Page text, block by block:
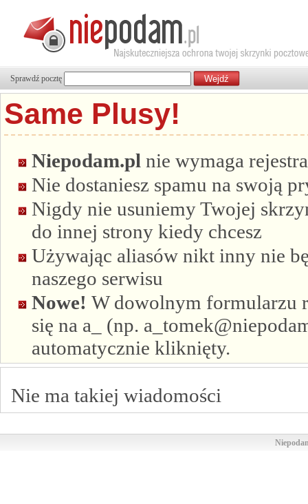
Sprawdź pocztę
Same Plusy!
Niepodam.pl nie wymaga
Nie dostaniesz spamu na swoją
Nigdy nie usuniemy Twojej
do innej strony kiedy chcesz
Używając aliasów nikt inny nie
naszego serwisu
Nowe! W dowolnym formularzu
się na a_ (np.
automatycznie kliknięty.
Nie ma takiej wiadomości